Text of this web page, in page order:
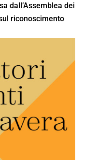
dall’Assemblea dei
riconoscimento